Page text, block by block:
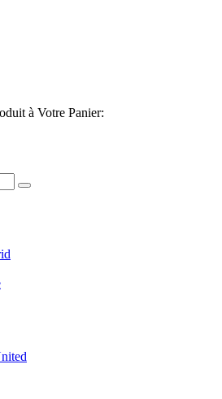
à Votre Panier: